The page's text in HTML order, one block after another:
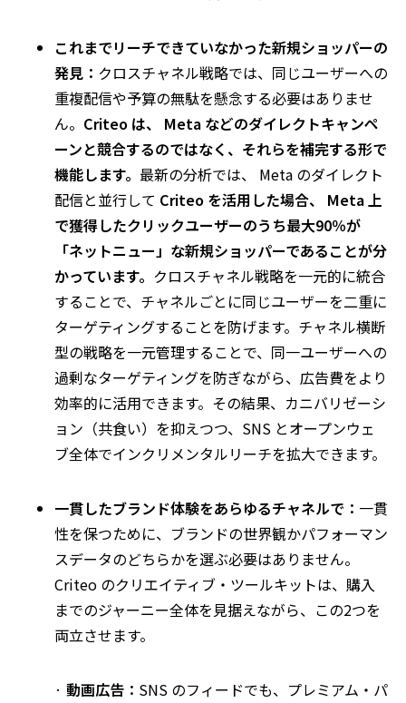
これまでリーチできていなかった新規ショッパーの
発見： クロスチャネル戦略では、同じユーザーへの
重複配信や予算の無駄を懸念する必要はありませ
ん。 Criteo は、 Meta などのダイレクトキャンペ
ーンと競合するのではなく、それらを補完する形で
機能します。 最新の分析では、 Meta のダイレクト
配信と並行して Criteo を活用した場合、 Meta上
で獲得したクリックユーザーのうち最大90％が
「ネットニュー」な新規ショッパーであることが分
かっています。 クロスチャネル戦略を一元的に統合
することで、チャネルごとに同じユーザーを二重に
ターゲティングすることを防げます。チャネル横断
型の戦略を一元管理することで、同一ユーザーへの
過剰なターゲティングを防ぎながら、広告費をより
効率的に活用できます。その結果、カニバリゼーシ
ョン（共食い）を抑えつつ、SNS とオープンウェ
ブ全体でインクリメンタルリーチを拡大できます。
一貫したブランド体験をあらゆるチャネルで： 一貫
性を保つために、ブランドの世界観かパフォーマン
スデータのどちらかを選ぶ必要はありません。
Criteo のクリエイティブ・ツールキットは、購入
までのジャーニー全体を見据えながら、この2つを
両立させます。
· 動画広告： SNS のフィードでも、プレミアム・パ